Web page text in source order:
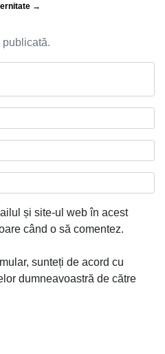
→
publicată.
și site-ul web în acest
când o să comentez.
sunteți de acord cu
dumneavoastră de către